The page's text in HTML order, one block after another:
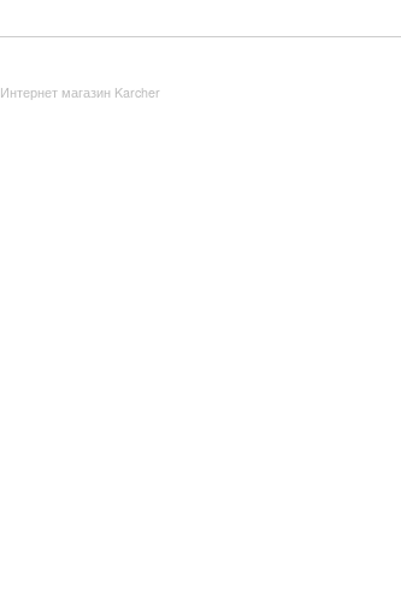
Интернет магазин Karcher